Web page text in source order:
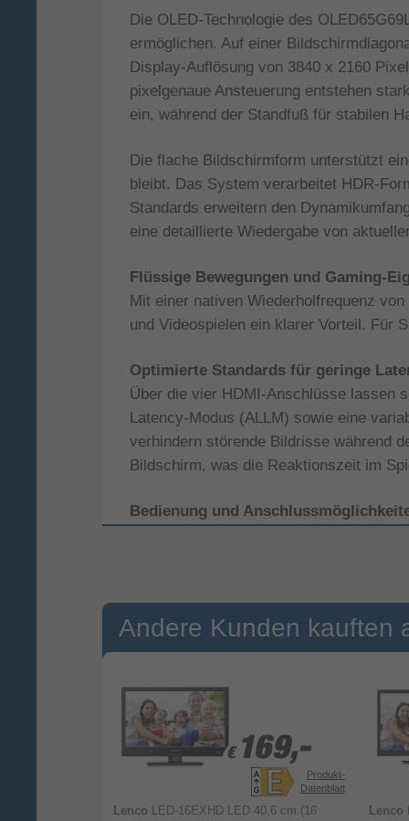
Die OLED-Technologie des
ermöglichen. Auf einer
Display-Auflösung von 3840 x 2160
pixelgenaue Ansteuerung entstehen
ein, während der Standfuß für stabilen
Die flache Bildschirmform unterstützt
bleibt. Das System verarbeitet HDR-
Standards erweitern den
eine detaillierte Wiedergabe von
Flüssige Bewegungen und Gaming-
Mit einer nativen Wiederholfrequenz
und Videospielen ein klarer Vorteil. Für
Optimierte Standards für geringe
Über die vier HDMI-Anschlüsse lassen
Latency-Modus (ALLM) sowie eine
verhindern störende Bildrisse während
Bildschirm, was die Reaktionszeit im
Bedienung und
das integrierte WLAN verbindet sich
Tuner ist als digitaler Empfänger
Empfangswege.
Speichermedien.
Smarte Vernetzung:
Die
Sprachsteuerung:Der Fernseher
möglich ist.
Kabelgebundene Stabilität:
Ein
Andere Kunden kauften
€ 169,-
€ 169,-
Produkt-
Datenblatt
Lenco LED-16EXHD LED 40,6 cm (16 Lenco